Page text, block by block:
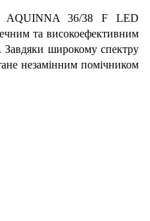
AQUINNA 36/38 F LED
та високоефективним
Завдяки широкому спектру
незамінним помічником